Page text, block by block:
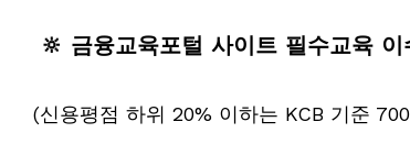
🔆 금융교육포털 사이트 필수교육 이
(신용평점 하위 20% 이하는 KCB 기준